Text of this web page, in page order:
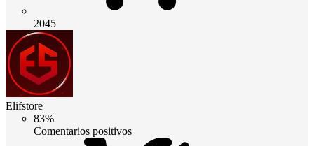
2045
Elifstore
83%
Comentarios positivos